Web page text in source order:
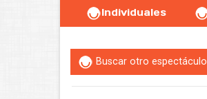
Individuales
Buscar otro espectáculo